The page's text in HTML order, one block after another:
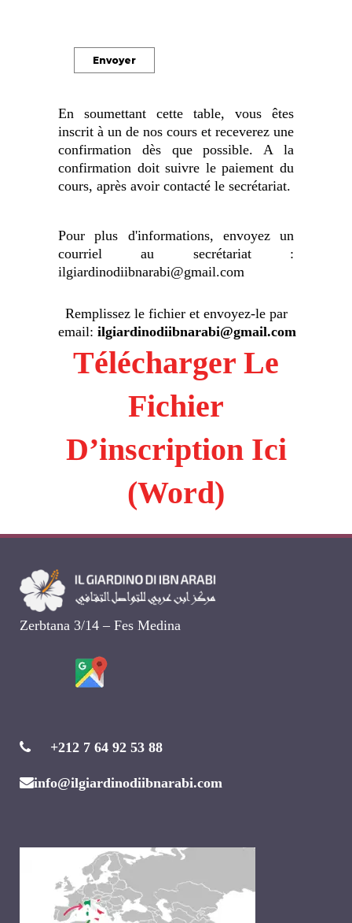
En soumettant cette table, vous êtes
inscrit à un de nos cours et receverez une
confirmation dès que possible. A la
confirmation doit suivre le paiement du
cours, après avoir contacté le secrétariat.
Pour plus d'informations, envoyez un
courriel au secrétariat :
ilgiardinodiibnarabi@gmail.com
Remplissez le fichier et envoyez-le par
email: ilgiardinodiibnarabi@gmail.com
Télécharger Le
Fichier
D’inscription Ici
(Word)
Zerbtana 3/14 – Fes Medina
+212 7 64 92 53 88
info@ilgiardinodiibnarabi.com